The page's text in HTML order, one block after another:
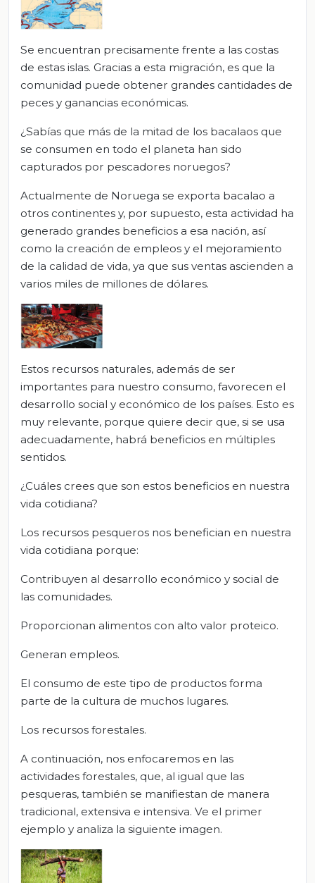
Se encuentran precisamente frente a las costas
de estas islas. Gracias a esta migración, es que la
comunidad puede obtener grandes cantidades de
peces y ganancias económicas.
¿Sabías que más de la mitad de los bacalaos que
se consumen en todo el planeta han sido
capturados por pescadores noruegos?
Actualmente de Noruega se exporta bacalao a
otros continentes y, por supuesto, esta actividad ha
generado grandes beneficios a esa nación, así
como la creación de empleos y el mejoramiento
de la calidad de vida, ya que sus ventas ascienden a
varios miles de millones de dólares.
Estos recursos naturales, además de ser
importantes para nuestro consumo, favorecen el
desarrollo social y económico de los países. Esto es
muy relevante, porque quiere decir que, si se usa
adecuadamente, habrá beneficios en múltiples
sentidos.
¿Cuáles crees que son estos beneficios en nuestra
vida cotidiana?
Los recursos pesqueros nos benefician en nuestra
vida cotidiana porque:
Contribuyen al desarrollo económico y social de
las comunidades.
Proporcionan alimentos con alto valor proteico.
Generan empleos.
El consumo de este tipo de productos forma
parte de la cultura de muchos lugares.
Los recursos forestales.
A continuación, nos enfocaremos en las
actividades forestales, que, al igual que las
pesqueras, también se manifiestan de manera
tradicional, extensiva e intensiva. Ve el primer
ejemplo y analiza la siguiente imagen.